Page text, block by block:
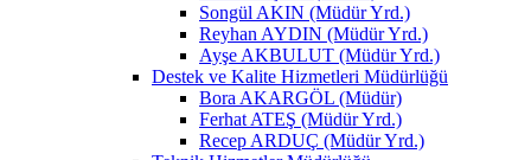
Songül AKIN (Müdür Yrd.)
Reyhan AYDIN (Müdür Yrd.)
Ayşe AKBULUT (Müdür Yrd.)
Destek ve Kalite Hizmetleri Müdürlüğü
Bora AKARGÖL (Müdür)
Ferhat ATEŞ (Müdür Yrd.)
Recep ARDUÇ (Müdür Yrd.)